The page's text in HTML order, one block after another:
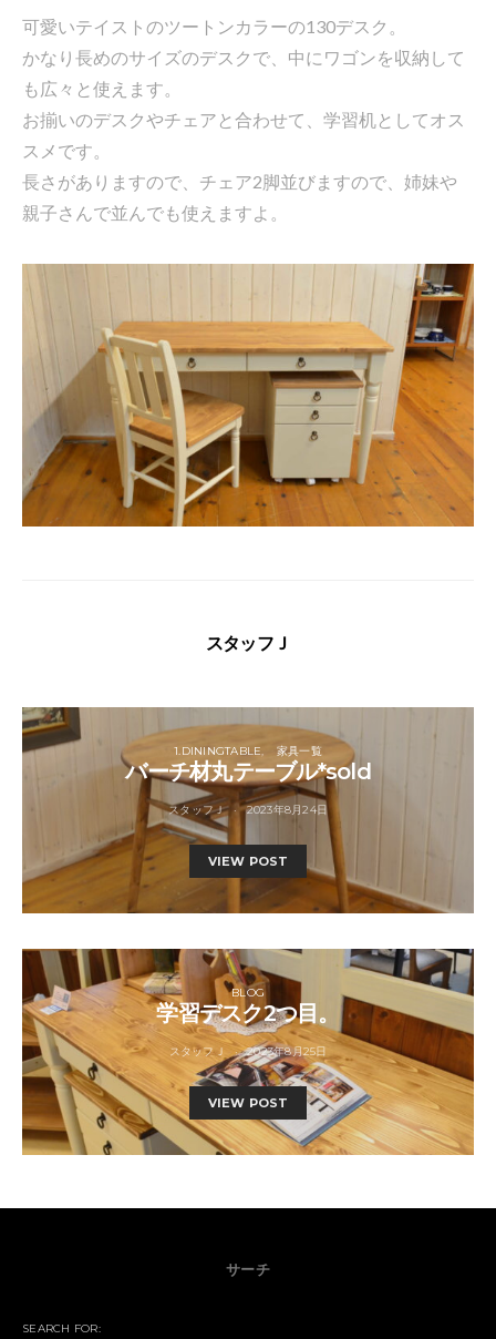
可愛いテイストのツートンカラーの130デスク。
かなり長めのサイズのデスクで、中にワゴンを収納して
も広々と使えます。
お揃いのデスクやチェアと合わせて、学習机としてオス
スメです。
長さがありますので、チェア2脚並びますので、姉妹や
親子さんで並んでも使えますよ。
スタッフＪ
1.DININGTABLE 家具一覧
バーチ材丸テーブル*sold
スタッフＪ 2023年8月24日
VIEW POST
BLOG
学習デスク2つ目。
スタッフＪ 2023年8月25日
VIEW POST
サーチ
SEARCH FOR: